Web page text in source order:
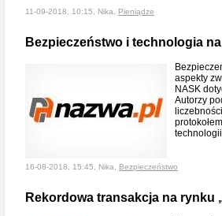
11-09-2018, 10:15, Nika, Pieniądze
Bezpieczeństwo i technologia
aspekty
NASK
Autorzy
16-08-2018, 15:45, Nika, Bezpieczeństwo
Rekordowa transakcja na rynku